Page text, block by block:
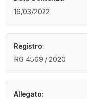
16/03/2022
Registro:
RG 4569 / 2020
Allegato: